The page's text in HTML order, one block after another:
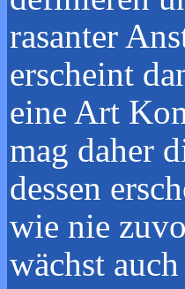
rasanter
erscheint
eine Art
mag daher
dessen
wie nie
wächst